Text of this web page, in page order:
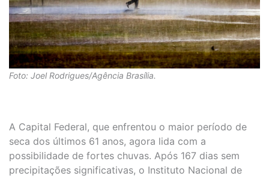
Foto: Joel Rodrigues/Agência Brasília.
A Capital Federal, que enfrentou o maior período de
seca dos últimos 61 anos, agora lida com a
possibilidade de fortes chuvas. Após 167 dias sem
precipitações significativas, o Instituto Nacional de